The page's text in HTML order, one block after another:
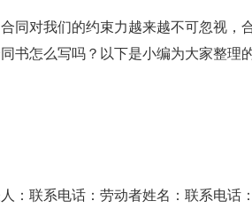
同对我们的约束力越来越不可忽视，
书怎么写吗？以下是小编为大家整理
：联系电话：劳动者姓名：联系电话